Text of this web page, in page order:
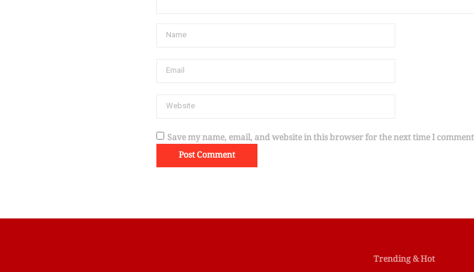
Save my name, email, and website in this browser for the next time I
Trending & Hot